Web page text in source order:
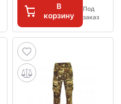
В
корзину
Под
заказ